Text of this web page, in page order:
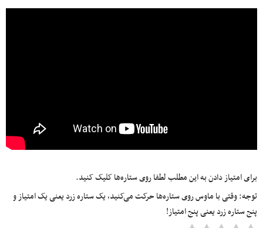
برای امتیاز دادن به این مطلب لطفا روی ستاره‌ها کلیک کنید.
توجه: وقتی با ماوس روی ستاره‌ها حرکت می‌کنید، یک ستاره زرد یعنی یک امتیاز و
پنج ستاره زرد یعنی پنج امتیاز!